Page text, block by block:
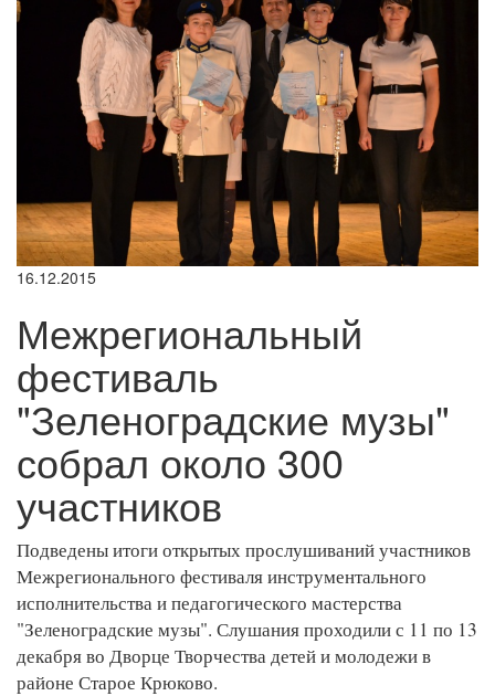
16.12.2015
Межрегиональный
фестиваль
"Зеленоградские музы"
собрал около 300
участников
Подведены итоги открытых прослушиваний участников
Межрегионального фестиваля инструментального
исполнительства и педагогического мастерства
"Зеленоградские музы". Слушания проходили с 11 по 13
декабря во Дворце Творчества детей и молодежи в
районе Старое Крюково.